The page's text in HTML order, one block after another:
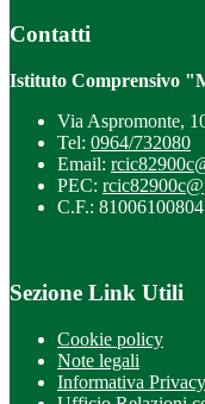
Contatti
Istituto Comprensivo
Via Aspromonte,
Tel: 0964/732080
Email:
PEC:
C.F.: 81006100804
Sezione Link Utili
Cookie policy
Note legali
Informativa Privacy